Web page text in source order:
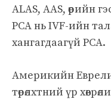
ALAS, AAS, өөрийн
PCA нь IVF-ийн
хангагдаагүй PCA.
Америкийн
төрөлхтний үр